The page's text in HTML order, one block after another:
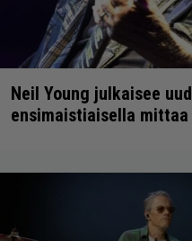
Neil Young julkaisee
ensimaistiaisella